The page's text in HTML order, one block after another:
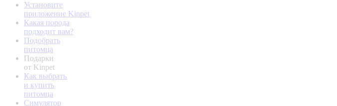
Установите
приложение Kinpet
Какая порода
подходит вам?
Подобрать
питомца
Подарки
от Kinpet
Как выбрать
и купить
питомца
Симулятор